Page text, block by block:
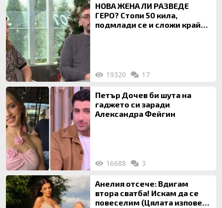
НОВА ЖЕНА ЛИ РАЗВЕДЕ
ГЕРО? Стопи 50 кила,
подмлади се и сложи край
19320 17
Петър Дочев би шута на
гаджето си заради
Александра Фейгин
16688 3
Анелия отсече: Вдигам
втора сватба! Искам да се
повеселим (Цялата изповед